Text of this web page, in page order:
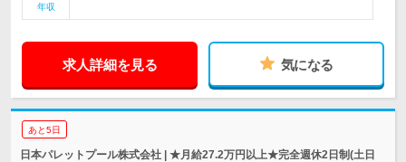
年収
求人詳細を見る 気になる
あと5日
日本パレットプール株式会社 | ★月給27.2万円以上★完全週休2日制(土日